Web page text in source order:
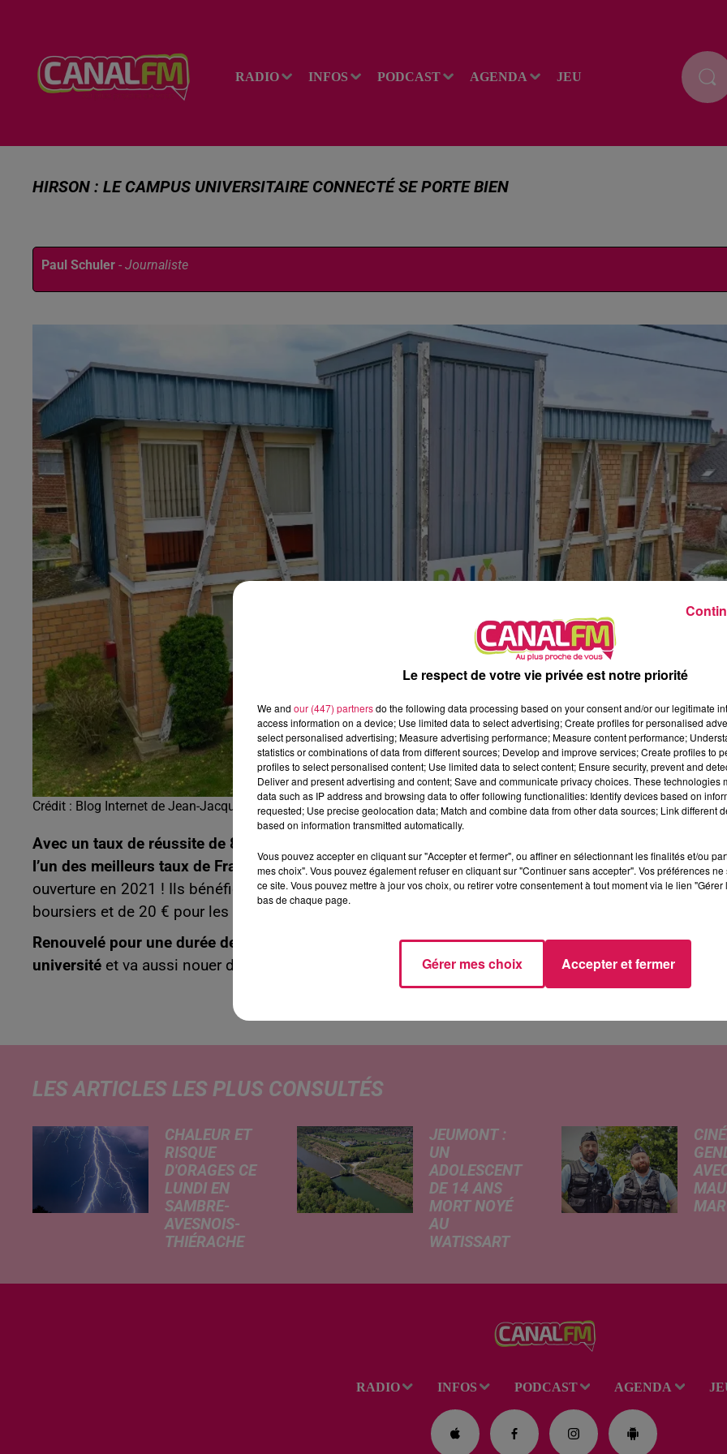
RADIO INFOS PODCAST AGENDA JEU
HIRSON : LE CAMPUS UNIVERSITAIRE CONNECTÉ SE PORTE BIEN
Paul Schuler - Journaliste
Crédit : Blog Internet de Jean-Jacques Thomas, le maire d'Hirson
Avec un taux de réussite de 84,2 % en 2025, le Campus universitaire connecté d’Hirson a enregistré
l’un des meilleurs taux de France !Cette structure compte à ce jour 38 étudiants, contre 11 à son
ouverture en 2021 ! Ils bénéficient désormais d’une aide mensuelle à la restauration de 40 € pour les
boursiers et de 20 € pour les autres.
Renouvelé pour une durée de trois ans
, ce Campus hirsonnais s’appuiera cette année sur une
université et va aussi nouer des relations privilégiées avec« Sciences Po » à Lille.
Arnaud et Gustine
LES ARTICLES LES PLUS CONSULTÉS
CHALEUR ET
RISQUE
D'ORAGES CE
LUNDI EN
SAMBRE-
AVESNOIS-
THIÉRACHE
JEUMONT :
UN
ADOLESCENT
DE 14 ANS
MORT NOYÉ
AU
WATISSART
lundi par nos
confrères de La
perdu la vie dans
le plan d'eau de
la base de loisirs
de la
RADIO INFOS PODCAST AGENDA
Le respect de votre vie privée est notre priorité
We and our (447) partnersdo the following data processing based on your consent and/or our legitimate
access information on a device; Use limited data to select advertising; Create profiles for personalised
select personalised advertising; Measure advertising performance; Measure content performance;
statistics or combinations of data from different sources; Develop and improve services; Create profiles to
profiles to select personalised content; Use limited data to select content; Ensure security, prevent and
Deliver and present advertising and content; Save and communicate privacy choices. These technologies
data such as IP address and browsing data to offer following functionalities: Identify devices based on
requested; Use precise geolocation data; Match and combine data from other data sources; Link different
based on information transmitted automatically.
Vous pouvez accepter en cliquant sur "Accepter et fermer", ou affiner en sélectionnant les finalités et/ou
mes choix". Vous pouvez également refuser en cliquant sur "Continuer sans accepter". Vos préférences
ce site. Vous pouvez mettre à jour vos choix, ou retirer votre consentement à tout moment via le lien
bas de chaque page.
Gérer mes choix Accepter et fermer